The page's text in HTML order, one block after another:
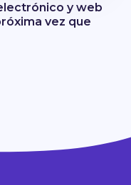
y web
vez que